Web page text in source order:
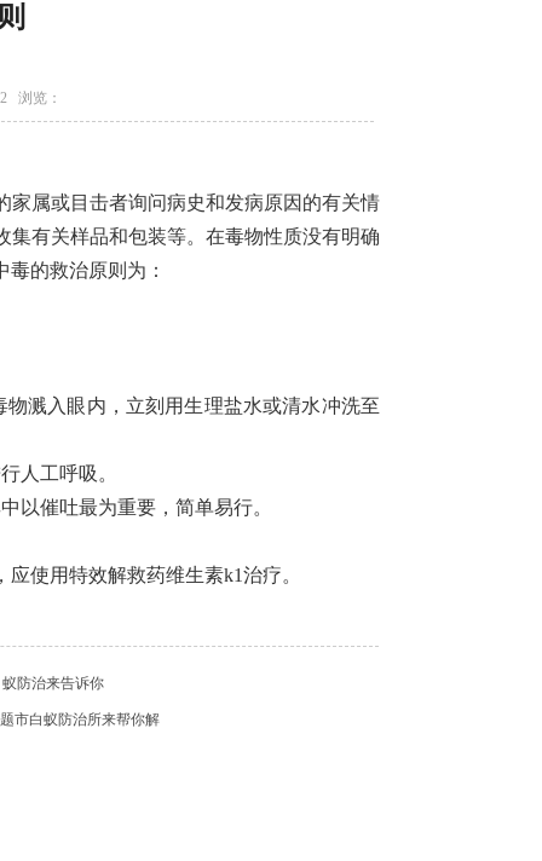
浏览：
属或目击者询问病史和发病原因的有关情
有关样品和包装等。在毒物性质没有明确
的救治原则为：
溅入眼内，立刻用生理盐水或清水冲洗至
人工呼吸。
以催吐最为重要，简单易行。
使用特效解救药维生素k1治疗。
防治来告诉你
市白蚁防治所来帮你解